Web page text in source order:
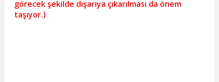
görecek şekilde dışarıya çıkarılması da önem
taşıyor.)